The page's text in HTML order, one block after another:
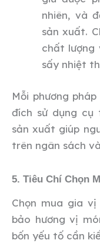
nhiên, và
sản xuất.
chất lượng
sấy nhiệt
Mỗi phương
đích sử dụng cụ
sản xuất giúp
trên ngân sách
5. Tiêu Chí Chọn
Chọn mua gia
bảo hương vị
bốn yếu tố cần